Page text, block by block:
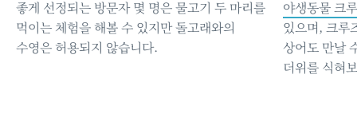
좋게 선정되는 방문자 몇 명은 물고기 두 마리를
먹이는 체험을 해볼 수 있지만 돌고래와의
수영은 허용되지 않습니다.
야생동물 크
있으며, 크루
상어도 만날
더위를 식혀